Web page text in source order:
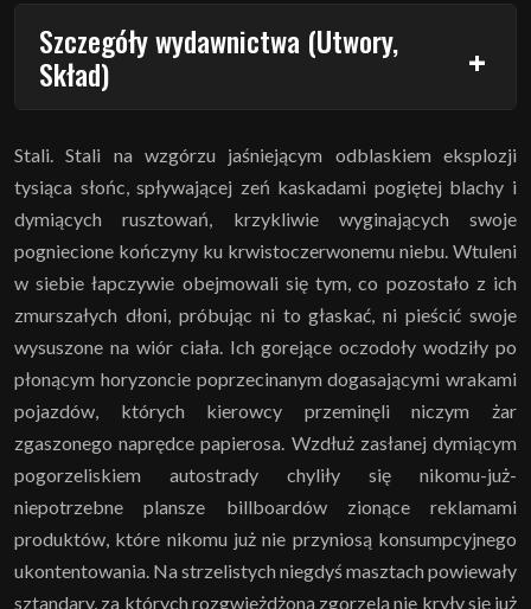
Szczegóły wydawnictwa (Utwory,
Skład)
Stali. Stali na wzgórzu jaśniejącym odblaskiem eksplozji
tysiąca słońc, spływającej zeń kaskadami pogiętej blachy i
dymiących rusztowań, krzykliwie wyginających swoje
pogniecione kończyny ku krwistoczerwonemu niebu. Wtuleni
w siebie łapczywie obejmowali się tym, co pozostało z ich
zmurszałych dłoni, próbując ni to głaskać, ni pieścić swoje
wysuszone na wiór ciała. Ich gorejące oczodoły wodziły po
płonącym horyzoncie poprzecinanym dogasającymi wrakami
pojazdów, których kierowcy przeminęli niczym żar
zgaszonego naprędce papierosa. Wzdłuż zasłanej dymiącym
pogorzeliskiem autostrady chyliły się nikomu-już-
niepotrzebne plansze billboardów zionące reklamami
produktów, które nikomu już nie przyniosą konsumpcyjnego
ukontentowania. Na strzelistych niegdyś masztach powiewały
sztandary, za których rozgwieżdżoną zgorzelą nie kryły się już